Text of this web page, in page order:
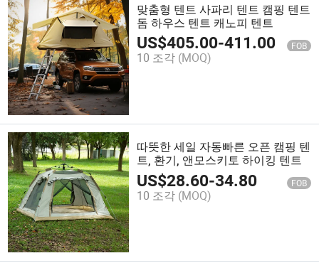
맞춤형 텐트 사파리 텐트 캠핑 텐트
돔 하우스 텐트 캐노피 텐트
US$405.00-411.00 FOB
10 조각 (MOQ)
따뜻한 세일 자동빠른 오픈 캠핑 텐
트, 환기, 앤모스키토 하이킹 텐트
US$28.60-34.80 FOB
10 조각 (MOQ)